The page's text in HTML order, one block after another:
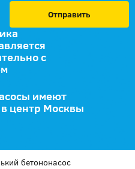
Отправить
с
имеют
центр Москвы
бетононасос